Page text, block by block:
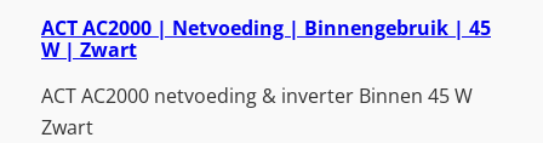
ACT AC2000 | Netvoeding | Binnengebruik | 45
W | Zwart
ACT AC2000 netvoeding & inverter Binnen 45 W
Zwart